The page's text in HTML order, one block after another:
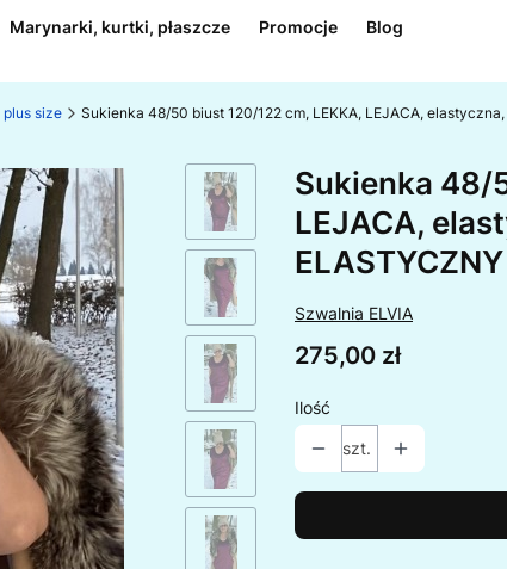
Marynarki, kurtki, płaszcze Promocje Blog
size Sukienka 48/50 biust 120/122 cm, LEKKA, LEJACA,
Sukienka 48/
LEJACA,
Szwalnia ELVIA
Cena
275,00 zł
Ilość
szt.